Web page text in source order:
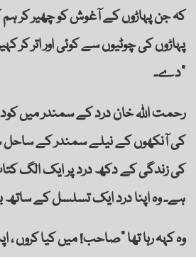
کہ جن پہاڑوں کے آغوش کو چھیر کر ہم
پہاڑوں کی چوٹیوں سے کوئی اور اتر کر
دے۔“
رحمت اللہ خان درد کے سمندر میں کود
کی آنکھوں کے نیلے سمندر کے ساحل
کی زندگی کے دکھ درد پر ایک الگ
ہے۔ وہ اپنا درد ایک تسلسل کے ساتھ
وہ کہہ رہا تھا ”صاحب! میں کیا کروں ،